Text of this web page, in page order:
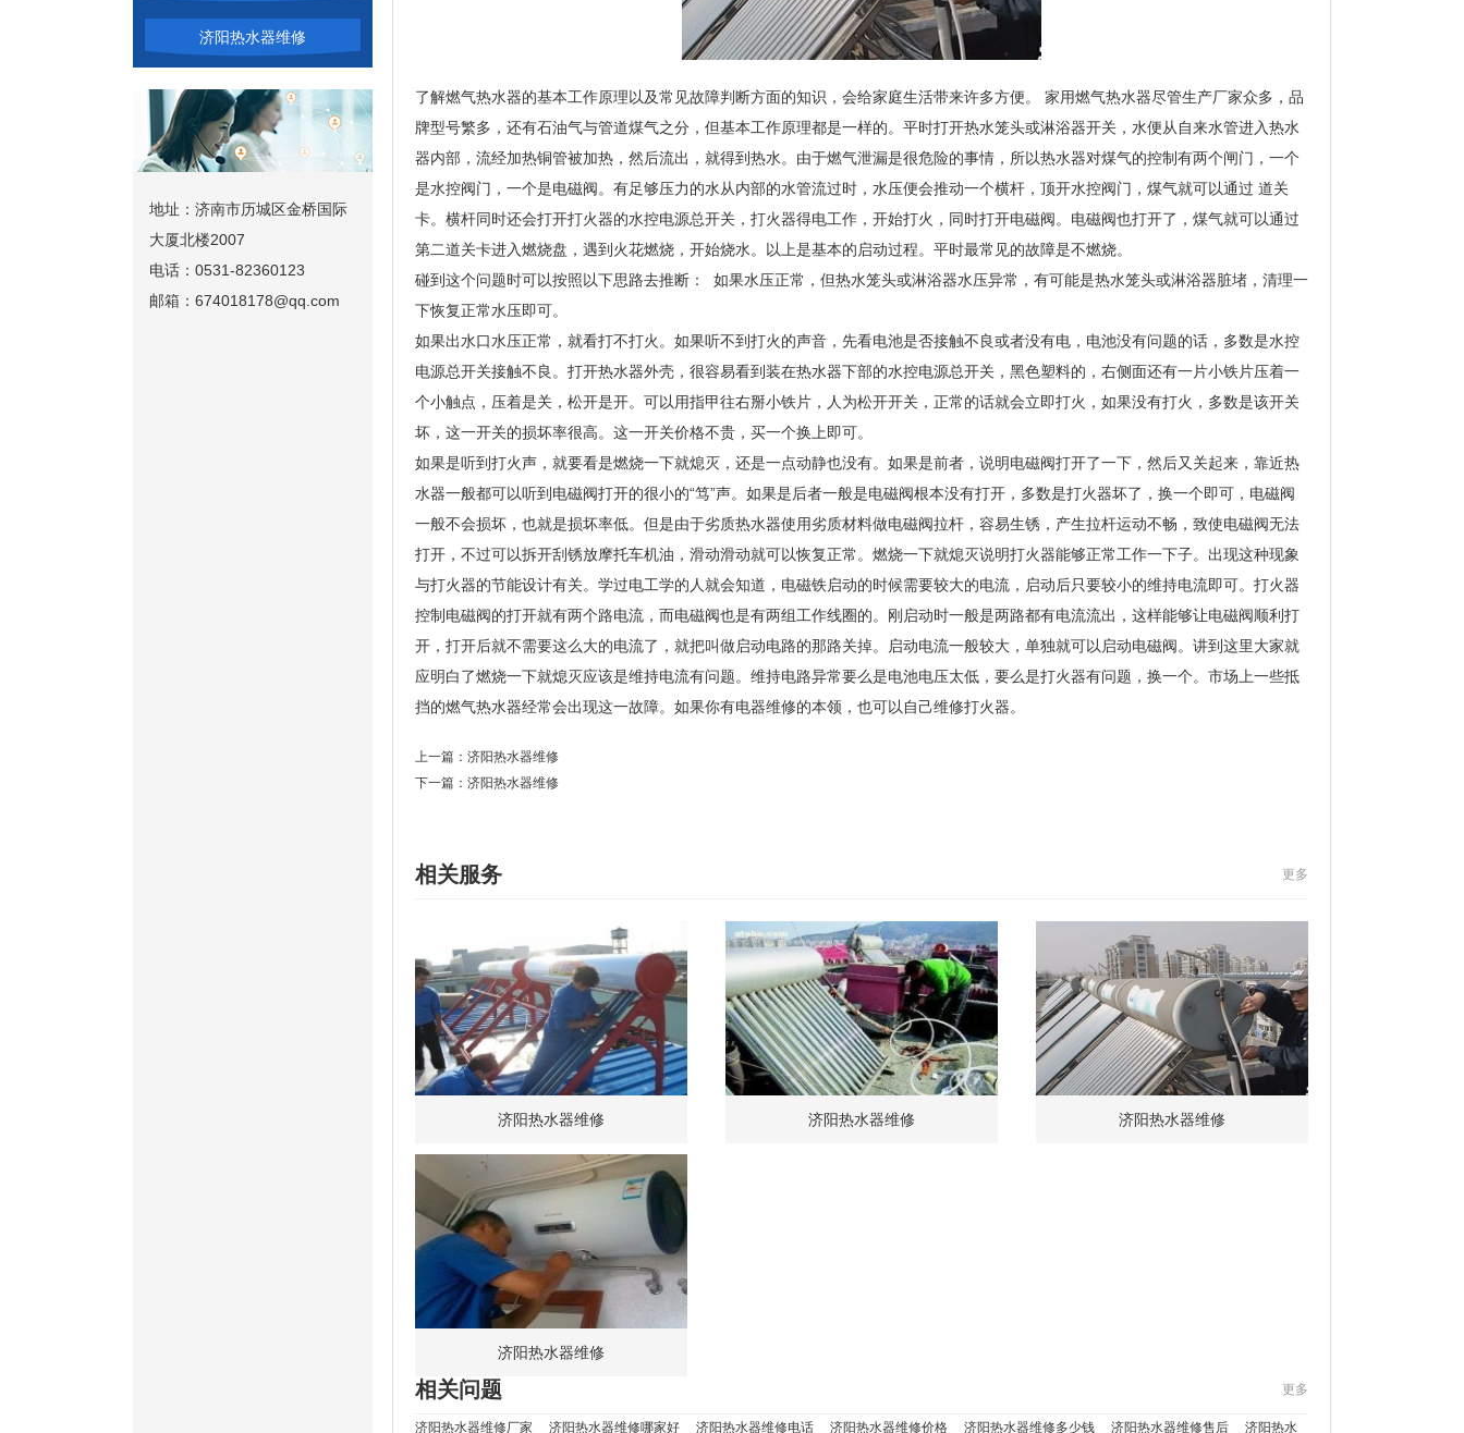
济阳热水器维修
地址：济南市历城区金桥国际
大厦北楼2007
电话：0531-82360123
邮箱：674018178@qq.com
了解燃气热水器的基本工作原理以及常见故障判断方面的知识，会给家庭生活带来许多方便。 家用燃气热水器尽管生产厂家众多，品
牌型号繁多，还有石油气与管道煤气之分，但基本工作原理都是一样的。平时打开热水笼头或淋浴器开关，水便从自来水管进入热水
器内部，流经加热铜管被加热，然后流出，就得到热水。由于燃气泄漏是很危险的事情，所以热水器对煤气的控制有两个闸门，一个
是水控阀门，一个是电磁阀。有足够压力的水从内部的水管流过时，水压便会推动一个横杆，顶开水控阀门，煤气就可以通过 道关
卡。横杆同时还会打开打火器的水控电源总开关，打火器得电工作，开始打火，同时打开电磁阀。电磁阀也打开了，煤气就可以通过
第二道关卡进入燃烧盘，遇到火花燃烧，开始烧水。以上是基本的启动过程。平时最常见的故障是不燃烧。
碰到这个问题时可以按照以下思路去推断： 如果水压正常，但热水笼头或淋浴器水压异常，有可能是热水笼头或淋浴器脏堵，清理一
下恢复正常水压即可。
如果出水口水压正常，就看打不打火。如果听不到打火的声音，先看电池是否接触不良或者没有电，电池没有问题的话，多数是水控
电源总开关接触不良。打开热水器外壳，很容易看到装在热水器下部的水控电源总开关，黑色塑料的，右侧面还有一片小铁片压着一
个小触点，压着是关，松开是开。可以用指甲往右掰小铁片，人为松开开关，正常的话就会立即打火，如果没有打火，多数是该开关
坏，这一开关的损坏率很高。这一开关价格不贵，买一个换上即可。
如果是听到打火声，就要看是燃烧一下就熄灭，还是一点动静也没有。如果是前者，说明电磁阀打开了一下，然后又关起来，靠近热
水器一般都可以听到电磁阀打开的很小的“笃”声。如果是后者一般是电磁阀根本没有打开，多数是打火器坏了，换一个即可，电磁阀
一般不会损坏，也就是损坏率低。但是由于劣质热水器使用劣质材料做电磁阀拉杆，容易生锈，产生拉杆运动不畅，致使电磁阀无法
打开，不过可以拆开刮锈放摩托车机油，滑动滑动就可以恢复正常。燃烧一下就熄灭说明打火器能够正常工作一下子。出现这种现象
与打火器的节能设计有关。学过电工学的人就会知道，电磁铁启动的时候需要较大的电流，启动后只要较小的维持电流即可。打火器
控制电磁阀的打开就有两个路电流，而电磁阀也是有两组工作线圈的。刚启动时一般是两路都有电流流出，这样能够让电磁阀顺利打
开，打开后就不需要这么大的电流了，就把叫做启动电路的那路关掉。启动电流一般较大，单独就可以启动电磁阀。讲到这里大家就
应明白了燃烧一下就熄灭应该是维持电流有问题。维持电路异常要么是电池电压太低，要么是打火器有问题，换一个。市场上一些抵
挡的燃气热水器经常会出现这一故障。如果你有电器维修的本领，也可以自己维修打火器。
上一篇： 济阳热水器维修
下一篇： 济阳热水器维修
更多
相关服务
济阳热水器维修 济阳热水器维修 济阳热水器维修
济阳热水器维修
更多
相关问题
济阳热水器维修厂家 济阳热水器维修哪家好 济阳热水器维修电话 济阳热水器维修价格 济阳热水器维修多少钱 济阳热水器维修售后 济阳热水